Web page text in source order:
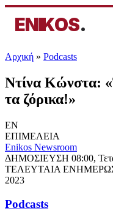
ENIKOS.
Αρχική » Podcasts
Ντίνα Κώνστα:
τα ζόρικα!»
EN
ΕΠΙΜΕΛΕΙΑ
Enikos Newsroom
ΔΗΜΟΣΙΕΥΣΗ 08:00,
ΤΕΛΕΥΤΑΙΑ
2023
Podcasts